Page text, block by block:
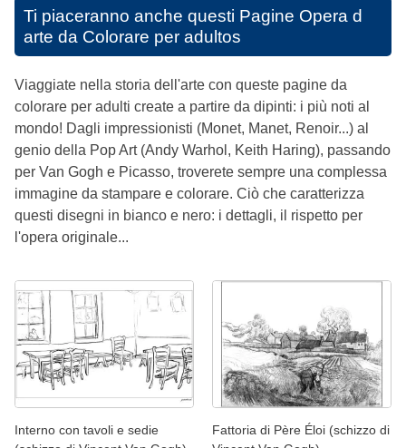
Ti piaceranno anche questi Pagine Opera d
arte da Colorare per adultos
Viaggiate nella storia dell'arte con queste pagine da
colorare per adulti create a partire da dipinti: i più noti al
mondo! Dagli impressionisti (Monet, Manet, Renoir...) al
genio della Pop Art (Andy Warhol, Keith Haring), passando
per Van Gogh e Picasso, troverete sempre una complessa
immagine da stampare e colorare. Ciò che caratterizza
questi disegni in bianco e nero: i dettagli, il rispetto per
l'opera originale...
Interno con tavoli e sedie
Fattoria di Père Éloi (schizzo di